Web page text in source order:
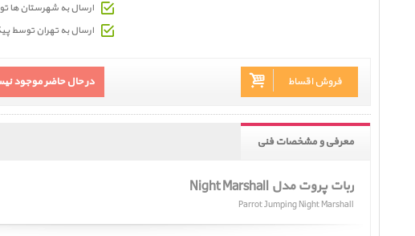
ارسال به شهرستان ها
ارسال به تهران توسط
در حال حاضر موجود فروش اقساط
معرفی و مشخصات فنی
ربات پروت مدل Night Marshall
Parrot Jumping Night Marshall